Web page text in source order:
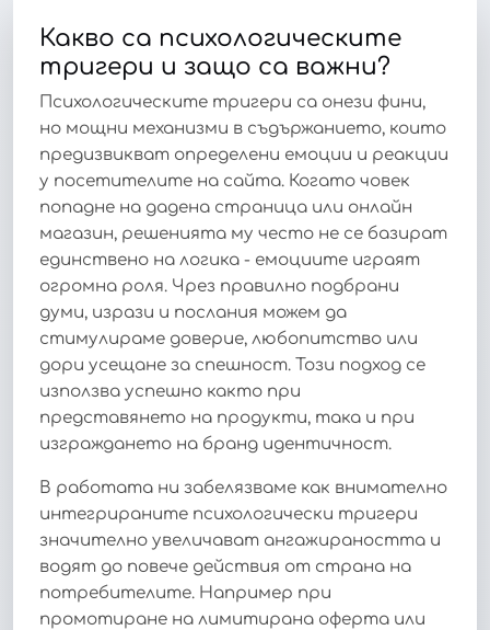
Какво са психологическите
тригери и защо са важни?
Психологическите тригери са онези фини,
но мощни механизми в съдържанието, които
предизвикват определени емоции и реакции
у посетителите на сайта. Когато човек
попадне на дадена страница или онлайн
магазин, решенията му често не се базират
единствено на логика - емоциите играят
огромна роля. Чрез правилно подбрани
думи, изрази и послания можем да
стимулираме доверие, любопитство или
дори усещане за спешност. Този подход се
използва успешно както при
представянето на продукти, така и при
изграждането на бранд идентичност.
В работата ни забелязваме как внимателно
интегрираните психологически тригери
значително увеличават ангажираността и
водят до повече действия от страна на
потребителите. Например при
промотиране на лимитирана оферта или